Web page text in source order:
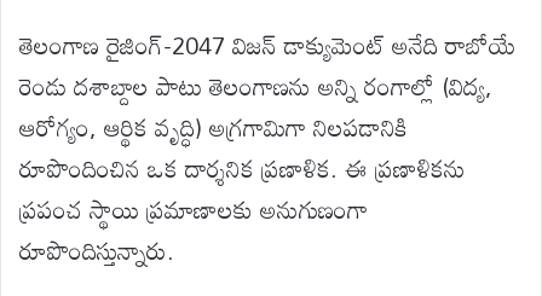
తెలంగాణ రైజింగ్-2047 విజన్ డాక్యుమెంట్ అనేది రాబోయే
రెండు దశాబ్దాల పాటు తెలంగాణను అన్ని రంగాల్లో (విద్య,
ఆరోగ్యం, ఆర్థిక వృద్ధి) అగ్రగామిగా నిలపడానికి
రూపొందించిన ఒక దార్శనిక ప్రణాళిక. ఈ ప్రణాళికను
ప్రపంచ స్థాయి ప్రమాణాలకు అనుగుణంగా
రూపొందిస్తున్నారు.